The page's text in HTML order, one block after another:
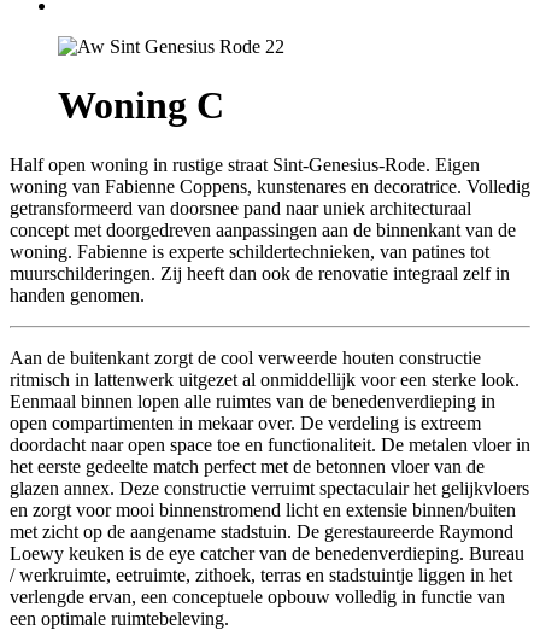
Woning C
Half open woning in rustige straat Sint-Genesius-Rode. Eigen
woning van Fabienne Coppens, kunstenares en decoratrice. Volledig
getransformeerd van doorsnee pand naar uniek architecturaal
concept met doorgedreven aanpassingen aan de binnenkant van de
woning. Fabienne is experte schildertechnieken, van patines tot
muurschilderingen. Zij heeft dan ook de renovatie integraal zelf in
handen genomen.
Aan de buitenkant zorgt de cool verweerde houten constructie
ritmisch in lattenwerk uitgezet al onmiddellijk voor een sterke look.
Eenmaal binnen lopen alle ruimtes van de benedenverdieping in
open compartimenten in mekaar over. De verdeling is extreem
doordacht naar open space toe en functionaliteit. De metalen vloer in
het eerste gedeelte match perfect met de betonnen vloer van de
glazen annex. Deze constructie verruimt spectaculair het gelijkvloers
en zorgt voor mooi binnenstromend licht en extensie binnen/buiten
met zicht op de aangename stadstuin. De gerestaureerde Raymond
Loewy keuken is de eye catcher van de benedenverdieping. Bureau
/ werkruimte, eetruimte, zithoek, terras en stadstuintje liggen in het
verlengde ervan, een conceptuele opbouw volledig in functie van
een optimale ruimtebeleving.